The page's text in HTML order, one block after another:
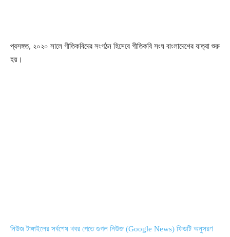
প্রসঙ্গত, ২০২০ সালে গীতিকবিদের সংগঠন হিসেবে গীতিকবি সংঘ বাংলাদেশের যাত্রা শুরু
হয়।
নিউজ টাঙ্গাইলের সর্বশেষ খবর পেতে গুগল নিউজ (Google News) ফিডটি অনুসরণ